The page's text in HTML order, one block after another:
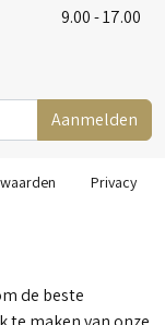
9.00 - 17.00
Aanmelden
Privacy
de beste